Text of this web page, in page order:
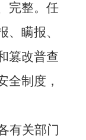
完整。任
瞒报、
篡改普查
全制度，
有关部门